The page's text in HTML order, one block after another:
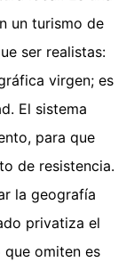
un turismo de
ser realistas:
virgen; es
El sistema
para que
de resistencia.
la geografía
privatiza el
omiten es